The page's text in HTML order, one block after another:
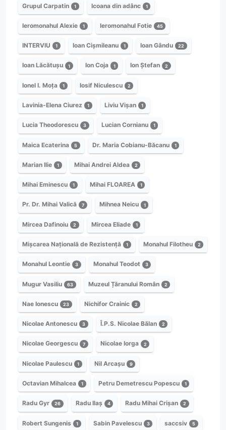
Grupul Carpatin 1 Icoana din adânc 1
Ieromonahul Alexie 1 Ieromonahul Fotie 45
INTERVIU 1 Ioan Cișmileanu 1 Ioan Gându 22
Ioan Lăcătușu 1 Ion Coja 1 Ion Ștefan 2
Ionel I. Moța 1 Iosif Niculescu 2
Lavinia-Elena Ciurez 1 Liviu Vișan 1
Lucia Theodorescu 3 Lucian Cornianu 1
Maica Ecaterina 5 Dr. Maria Cobianu-Băcanu 1
Marian Ilie 1 Mihai Andrei Aldea 2
Mihai Eminescu 1 Mihai FLOAREA 1
Pr. Dr. Mihai Valică 7 Mihnea Neicu 1
Mircea Dafinoiu 2 Mircea Eliade 1
Mișcarea Națională de Rezistență 1 Monahul Filotheu 2
Monahul Leontie 3 Monahul Teodot 3
Mugur Vasiliu 63 Muzeul Țăranului Român 2
Nae Ionescu 23 Nichifor Crainic 2
Nicolae Antonescu 3 Î.P.S. Nicolae Bălan 2
Nicolae Georgescu 7 Nicolae Iorga 2
Nicolae Paulescu 1 Nil Arcașu 9
Octavian Mihalcea 1 Petru Demetrescu Popescu 1
Radu Gyr 26 Radu Ilaș 4 Radu Mihai Crișan 2
Robert Sungenis 1 Sabin Pavelescu 3 saccsiv 5